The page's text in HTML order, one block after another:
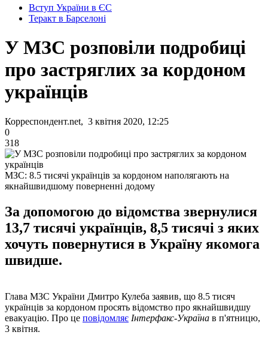
Вступ України в ЄС
Теракт в Барселоні
У МЗС розповіли подробиці
про застряглих за кордоном
українців
Корреспондент.net, 3 квітня 2020, 12:25
0
318
МЗС: 8.5 тисячі українців за кордоном наполягають на
якнайшвидшому поверненні додому
За допомогою до відомства звернулися
13,7 тисячі українців, 8,5 тисячі з яких
хочуть повернутися в Україну якомога
швидше.
Глава МЗС України Дмитро Кулеба заявив, що 8.5 тисяч
українців за кордоном просять відомство про якнайшвидшу
евакуацію. Про це повідомляє Інтерфакс-Україна в п'ятницю,
3 квітня.